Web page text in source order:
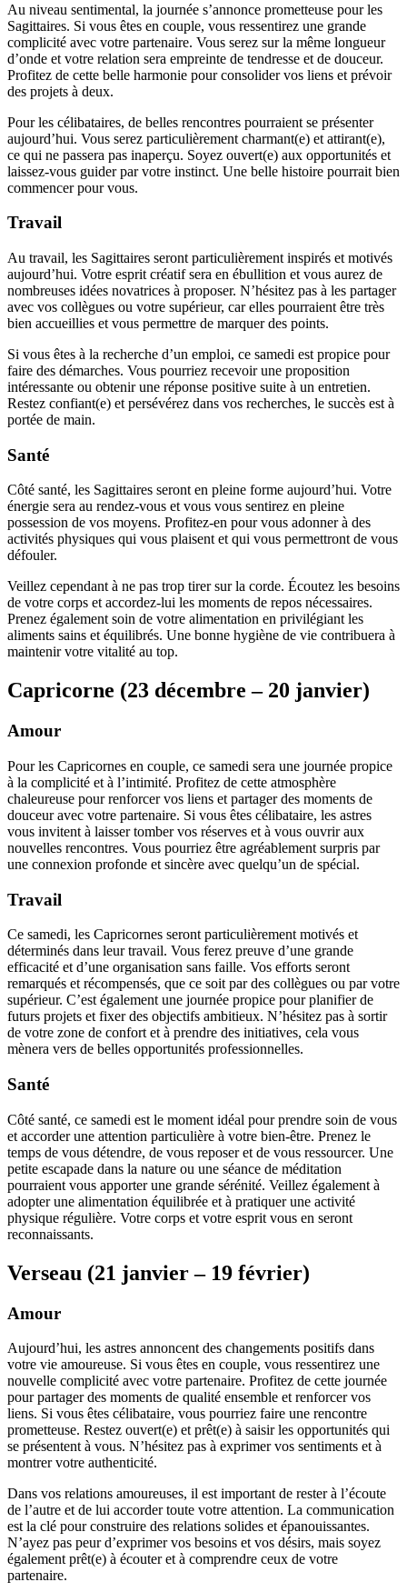
Au niveau sentimental, la journée s’annonce prometteuse pour les
Sagittaires. Si vous êtes en couple, vous ressentirez une grande
complicité avec votre partenaire. Vous serez sur la même longueur
d’onde et votre relation sera empreinte de tendresse et de douceur.
Profitez de cette belle harmonie pour consolider vos liens et prévoir
des projets à deux.
Pour les célibataires, de belles rencontres pourraient se présenter
aujourd’hui. Vous serez particulièrement charmant(e) et attirant(e),
ce qui ne passera pas inaperçu. Soyez ouvert(e) aux opportunités et
laissez-vous guider par votre instinct. Une belle histoire pourrait bien
commencer pour vous.
Travail
Au travail, les Sagittaires seront particulièrement inspirés et motivés
aujourd’hui. Votre esprit créatif sera en ébullition et vous aurez de
nombreuses idées novatrices à proposer. N’hésitez pas à les partager
avec vos collègues ou votre supérieur, car elles pourraient être très
bien accueillies et vous permettre de marquer des points.
Si vous êtes à la recherche d’un emploi, ce samedi est propice pour
faire des démarches. Vous pourriez recevoir une proposition
intéressante ou obtenir une réponse positive suite à un entretien.
Restez confiant(e) et persévérez dans vos recherches, le succès est à
portée de main.
Santé
Côté santé, les Sagittaires seront en pleine forme aujourd’hui. Votre
énergie sera au rendez-vous et vous vous sentirez en pleine
possession de vos moyens. Profitez-en pour vous adonner à des
activités physiques qui vous plaisent et qui vous permettront de vous
défouler.
Veillez cependant à ne pas trop tirer sur la corde. Écoutez les besoins
de votre corps et accordez-lui les moments de repos nécessaires.
Prenez également soin de votre alimentation en privilégiant les
aliments sains et équilibrés. Une bonne hygiène de vie contribuera à
maintenir votre vitalité au top.
Capricorne (23 décembre – 20 janvier)
Amour
Pour les Capricornes en couple, ce samedi sera une journée propice
à la complicité et à l’intimité. Profitez de cette atmosphère
chaleureuse pour renforcer vos liens et partager des moments de
douceur avec votre partenaire. Si vous êtes célibataire, les astres
vous invitent à laisser tomber vos réserves et à vous ouvrir aux
nouvelles rencontres. Vous pourriez être agréablement surpris par
une connexion profonde et sincère avec quelqu’un de spécial.
Travail
Ce samedi, les Capricornes seront particulièrement motivés et
déterminés dans leur travail. Vous ferez preuve d’une grande
efficacité et d’une organisation sans faille. Vos efforts seront
remarqués et récompensés, que ce soit par des collègues ou par votre
supérieur. C’est également une journée propice pour planifier de
futurs projets et fixer des objectifs ambitieux. N’hésitez pas à sortir
de votre zone de confort et à prendre des initiatives, cela vous
mènera vers de belles opportunités professionnelles.
Santé
Côté santé, ce samedi est le moment idéal pour prendre soin de vous
et accorder une attention particulière à votre bien-être. Prenez le
temps de vous détendre, de vous reposer et de vous ressourcer. Une
petite escapade dans la nature ou une séance de méditation
pourraient vous apporter une grande sérénité. Veillez également à
adopter une alimentation équilibrée et à pratiquer une activité
physique régulière. Votre corps et votre esprit vous en seront
reconnaissants.
Verseau (21 janvier – 19 février)
Amour
Aujourd’hui, les astres annoncent des changements positifs dans
votre vie amoureuse. Si vous êtes en couple, vous ressentirez une
nouvelle complicité avec votre partenaire. Profitez de cette journée
pour partager des moments de qualité ensemble et renforcer vos
liens. Si vous êtes célibataire, vous pourriez faire une rencontre
prometteuse. Restez ouvert(e) et prêt(e) à saisir les opportunités qui
se présentent à vous. N’hésitez pas à exprimer vos sentiments et à
montrer votre authenticité.
Dans vos relations amoureuses, il est important de rester à l’écoute
de l’autre et de lui accorder toute votre attention. La communication
est la clé pour construire des relations solides et épanouissantes.
N’ayez pas peur d’exprimer vos besoins et vos désirs, mais soyez
également prêt(e) à écouter et à comprendre ceux de votre
partenaire.